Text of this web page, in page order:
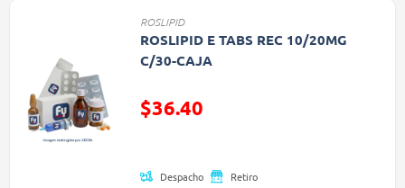
ROSLIPID
ROSLIPID E TABS REC 10/20MG
C/30-CAJA
$36.40
Despacho Retiro